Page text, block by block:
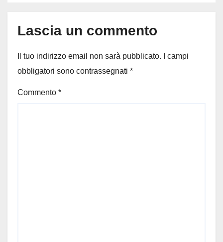
Lascia un commento
Il tuo indirizzo email non sarà pubblicato.
I campi
obbligatori sono contrassegnati *
Commento *